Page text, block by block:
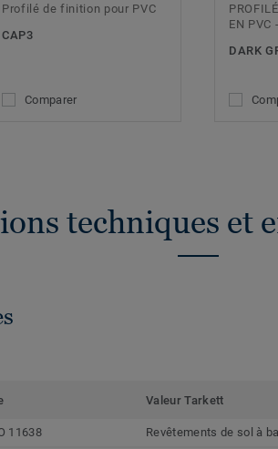
Profilé de finition pour PVC
CAP3
Comparer
EN PVC
DARK
techniques et
Valeur Tarkett
11638 Revêtements de sol à